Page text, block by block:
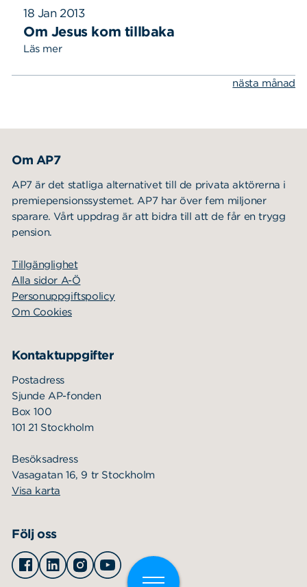
18 Jan 2013
Om Jesus kom tillbaka
Läs mer
nästa månad
Om AP7
AP7 är det statliga alternativet till de privata aktörerna i
premiepensionssystemet. AP7 har över fem miljoner
sparare. Vårt uppdrag är att bidra till att de får en trygg
pension.
Tillgänglighet
Alla sidor A-Ö
Personuppgiftspolicy
Om Cookies
Kontaktuppgifter
Postadress
Sjunde AP-fonden
Box 100
101 21 Stockholm
Besöksadress
Vasagatan 16, 9 tr Stockholm
Visa karta
Följ oss
Facebook
LinkedinInstagramYoutube